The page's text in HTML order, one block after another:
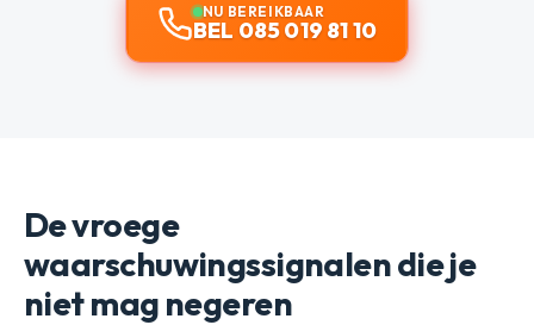
NU BEREIKBAAR
BEL 085 019 81 10
De vroege
waarschuwingssignalen die je
niet mag negeren